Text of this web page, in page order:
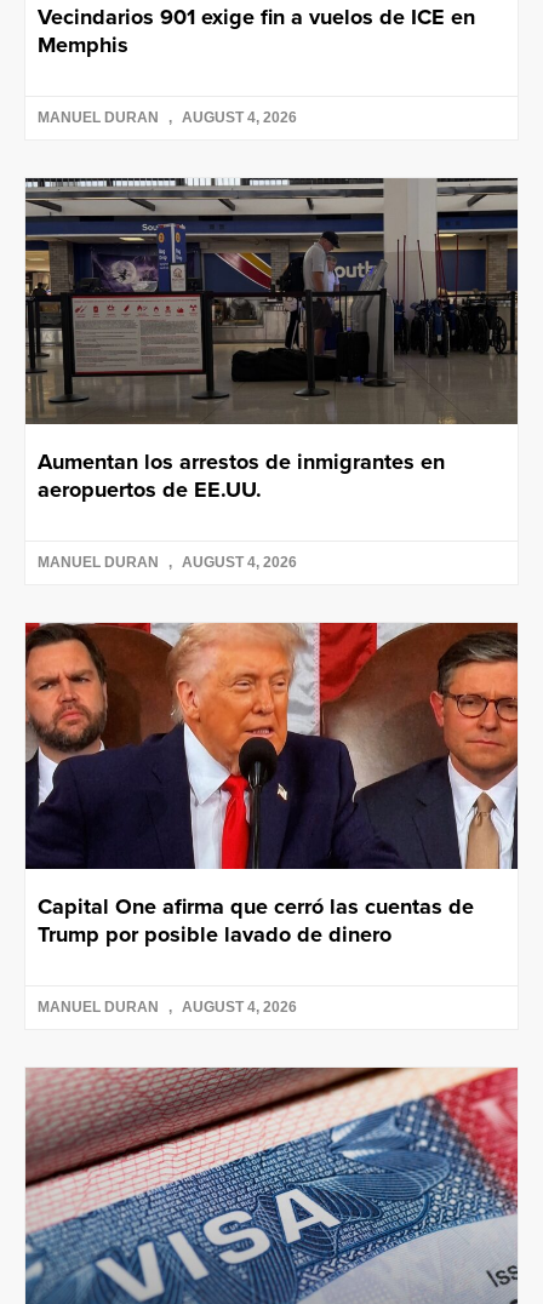
Vecindarios 901 exige fin a vuelos de ICE en
Memphis
MANUEL DURAN AUGUST 4, 2026
Aumentan los arrestos de inmigrantes en
aeropuertos de EE.UU.
MANUEL DURAN AUGUST 4, 2026
Capital One afirma que cerró las cuentas de
Trump por posible lavado de dinero
MANUEL DURAN AUGUST 4, 2026